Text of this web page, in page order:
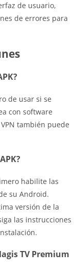
de usuario,
de errores para
de usar si se
con software
también puede
habilite las
su Android.
versión de la
las instrucciones
TV Premium